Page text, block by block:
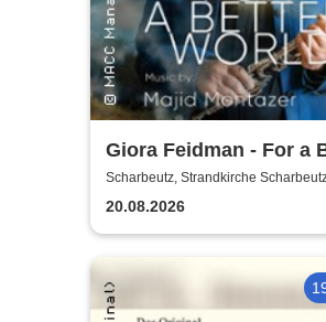
Giora Feidman - For a
World
Scharbeutz, Strandkirche
20.08.2026